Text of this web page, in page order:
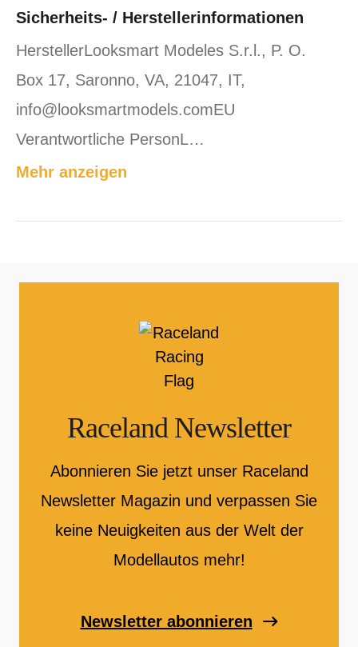
Sicherheits- / Herstellerinformationen
HerstellerLooksmart Modeles S.r.l., P. O.
Box 17, Saronno, VA, 21047, IT,
info@looksmartmodels.comEU
Verantwortliche PersonL…
Mehr anzeigen
Raceland Newsletter
Abonnieren Sie jetzt unser Raceland
Newsletter Magazin und verpassen Sie
keine Neuigkeiten aus der Welt der
Modellautos mehr!
Newsletter abonnieren